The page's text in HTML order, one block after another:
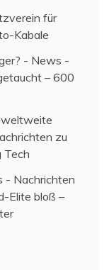
für
Kabale
- News -
– 600
weltweite
zu
Tech
- Nachrichten
Elite bloß –